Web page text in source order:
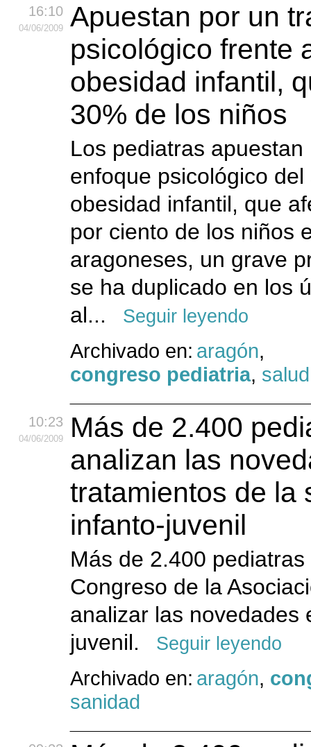
16:10
04/06/2009
Apuestan por un
psicológico frente
obesidad infantil,
30% de los niños
Los pediatras apuestan
enfoque psicológico
obesidad infantil, que
por ciento de los niños
aragoneses, un grave
se ha duplicado en los
al...
Seguir leyendo
Archivado en: aragón,
congreso pediatria, salud
10:23
04/06/2009
Más de 2.400
analizan las
tratamientos de la
infanto-juvenil
Más de 2.400
Congreso de la
analizar las novedades
juvenil.
Seguir leyendo
Archivado en: aragón,
sanidad